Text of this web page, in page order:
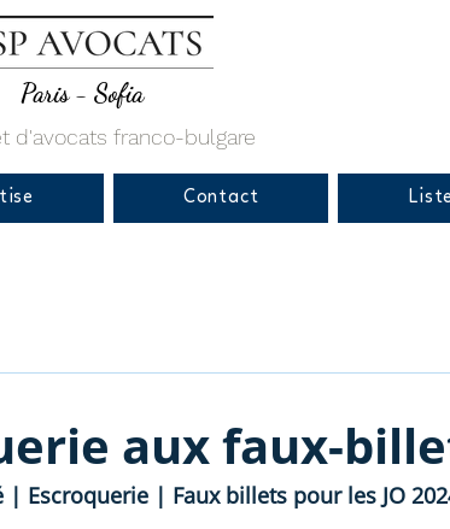
Paris - Sofia
d'avocats franco-bulgare
Contact
aux faux-
Escroquerie | Faux billets pour les JO